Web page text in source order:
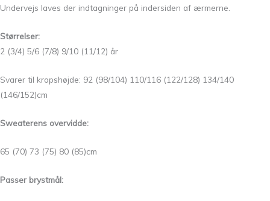
Undervejs laves der indtagninger på indersiden af ærmerne.
Størrelser:
2 (3/4) 5/6 (7/8) 9/10 (11/12) år
Svarer til kropshøjde: 92 (98/104) 110/116 (122/128) 134/140
(146/152)cm
Sweaterens overvidde:
65 (70) 73 (75) 80 (85)cm
Passer brystmål: